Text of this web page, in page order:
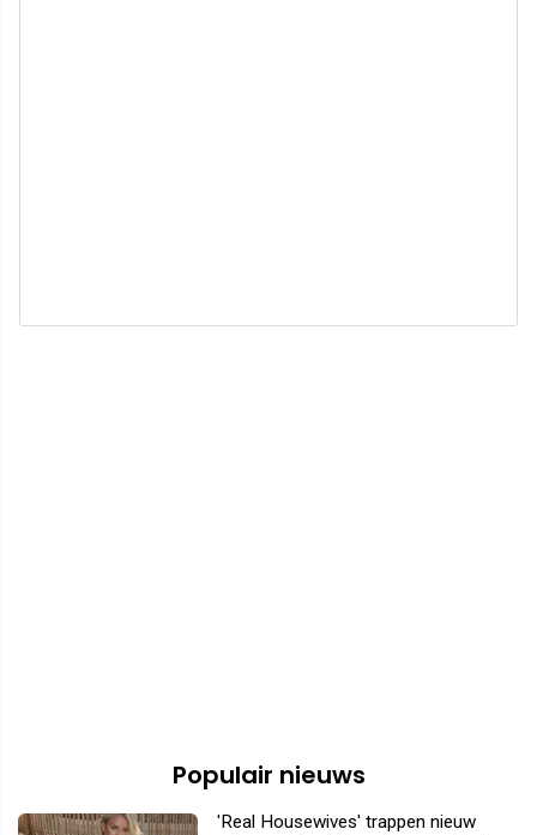
Populair nieuws
'Real Housewives' trappen nieuw